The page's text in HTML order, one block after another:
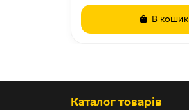
В кошик
Каталог товарів